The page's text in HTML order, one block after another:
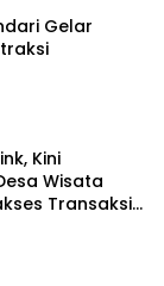
Gelar
Kini
Wisata
Transaksi